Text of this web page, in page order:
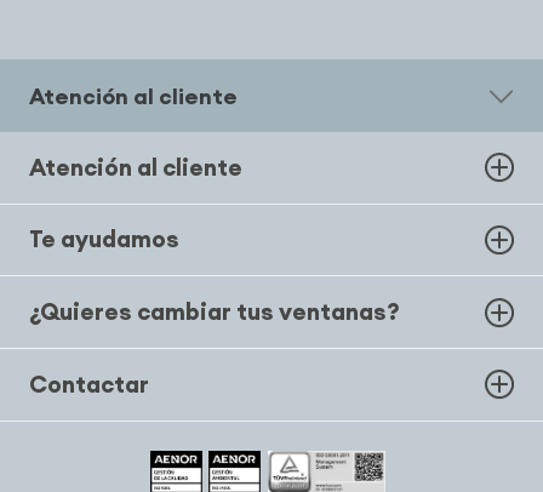
Atención al cliente
Atención al cliente
Te ayudamos
¿Quieres cambiar tus ventanas?
Contactar